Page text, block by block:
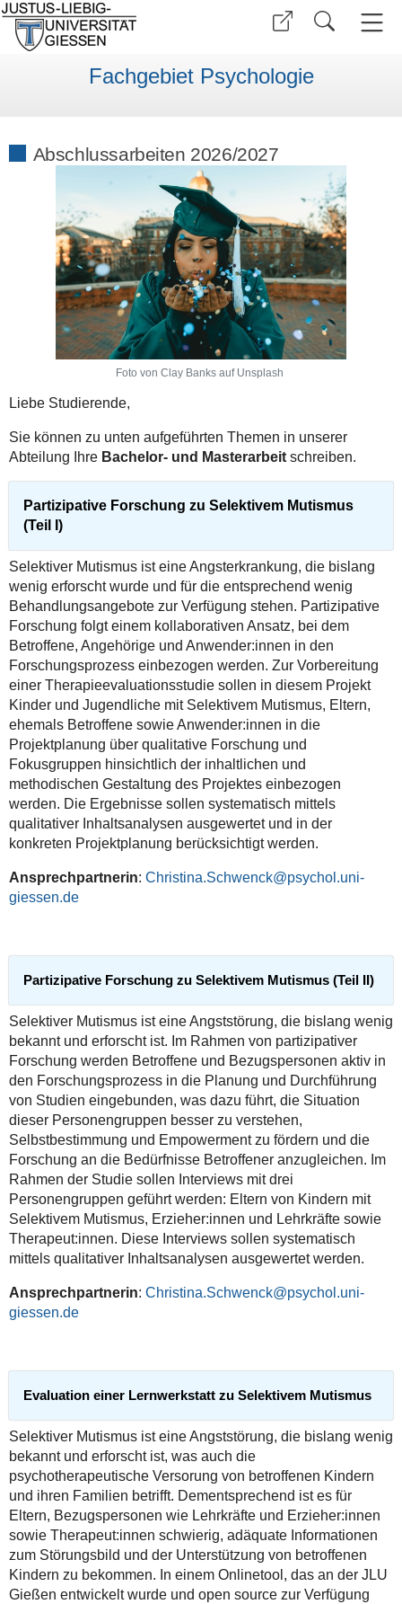
Fachgebiet Psychologie
Abschlussarbeiten 2026/2027
Foto von Clay Banks auf Unsplash
Liebe Studierende,
Sie können zu unten aufgeführten Themen in unserer
Abteilung Ihre Bachelor- und Masterarbeit schreiben.
Partizipative Forschung zu Selektivem Mutismus
(Teil I)
Selektiver Mutismus ist eine Angsterkrankung, die bislang
wenig erforscht wurde und für die entsprechend wenig
Behandlungsangebote zur Verfügung stehen. Partizipative
Forschung folgt einem kollaborativen Ansatz, bei dem
Betroffene, Angehörige und Anwender:innen in den
Forschungsprozess einbezogen werden. Zur Vorbereitung
einer Therapieevaluationsstudie sollen in diesem Projekt
Kinder und Jugendliche mit Selektivem Mutismus, Eltern,
ehemals Betroffene sowie Anwender:innen in die
Projektplanung über qualitative Forschung und
Fokusgruppen hinsichtlich der inhaltlichen und
methodischen Gestaltung des Projektes einbezogen
werden. Die Ergebnisse sollen systematisch mittels
qualitativer Inhaltsanalysen ausgewertet und in der
konkreten Projektplanung berücksichtigt werden.
Ansprechpartnerin: Christina.Schwenck@psychol.uni-
giessen.de
Partizipative Forschung zu Selektivem Mutismus (Teil II)
Selektiver Mutismus ist eine Angststörung, die bislang wenig
bekannt und erforscht ist. Im Rahmen von partizipativer
Forschung werden Betroffene und Bezugspersonen aktiv in
den Forschungsprozess in die Planung und Durchführung
von Studien eingebunden, was dazu führt, die Situation
dieser Personengruppen besser zu verstehen,
Selbstbestimmung und Empowerment zu fördern und die
Forschung an die Bedürfnisse Betroffener anzugleichen. Im
Rahmen der Studie sollen Interviews mit drei
Personengruppen geführt werden: Eltern von Kindern mit
Selektivem Mutismus, Erzieher:innen und Lehrkräfte sowie
Therapeut:innen. Diese Interviews sollen systematisch
mittels qualitativer Inhaltsanalysen ausgewertet werden.
Ansprechpartnerin: Christina.Schwenck@psychol.uni-
giessen.de
Evaluation einer Lernwerkstatt zu Selektivem Mutismus
Selektiver Mutismus ist eine Angststörung, die bislang wenig
bekannt und erforscht ist, was auch die
psychotherapeutische Versorung von betroffenen Kindern
und ihren Familien betrifft. Dementsprechend ist es für
Eltern, Bezugspersonen wie Lehrkräfte und Erzieher:innen
sowie Therapeut:innen schwierig, adäquate Informationen
zum Störungsbild und der Unterstützung von betroffenen
Kindern zu bekommen. In einem Onlinetool, das an der JLU
Gießen entwickelt wurde und open source zur Verfügung